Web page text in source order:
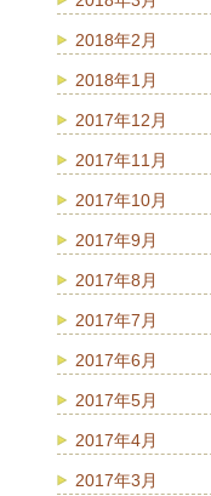
2018年2月
2018年1月
2017年12月
2017年11月
2017年10月
2017年9月
2017年8月
2017年7月
2017年6月
2017年5月
2017年4月
2017年3月